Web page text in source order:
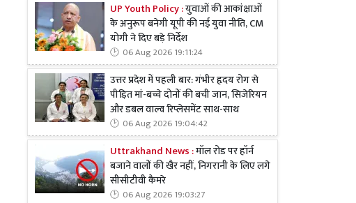
UP Youth Policy :युवाओं की आकांक्षाओं
के अनुरूप बनेगी यूपी की नई युवा नीति, CM
योगी ने दिए बड़े निर्देश
06 Aug 2026 19:11:24
उत्तर प्रदेश में पहली बार: गंभीर हृदय रोग से
पीड़ित मां-बच्चे दोनों की बची जान, सिजेरियन
और डबल वाल्व रिप्लेसमेंट साथ-साथ
06 Aug 2026 19:04:42
Uttrakhand News :मॉल रोड पर हॉर्न
बजाने वालों की खैर नहीं, निगरानी के लिए लगे
सीसीटीवी कैमरे
06 Aug 2026 19:03:27